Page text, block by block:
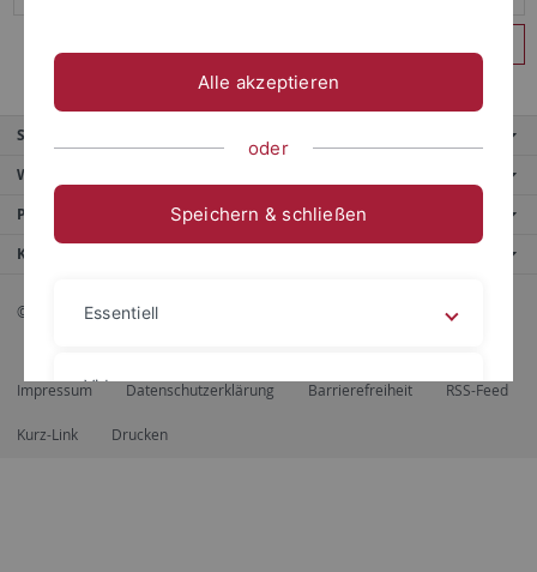
Service
Weitere Angebote
Portale
Kontaktinfo
© 2026 Eberhard Karls Universität Tübingen, Tübingen
Impressum Datenschutzerklärung Barrierefreiheit RSS-Feed
Kurz-Link Drucken
Alle akzeptieren
oder
Speichern & schließen
Essentiell
Videos